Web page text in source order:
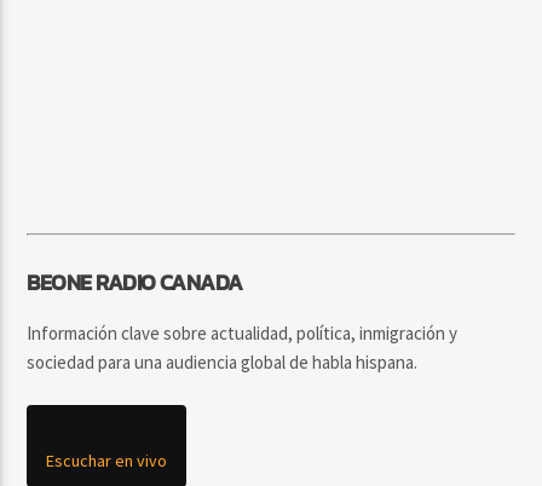
BEONE RADIO CANADA
Información clave sobre actualidad, política, inmigración y
sociedad para una audiencia global de habla hispana.
Escuchar en vivo